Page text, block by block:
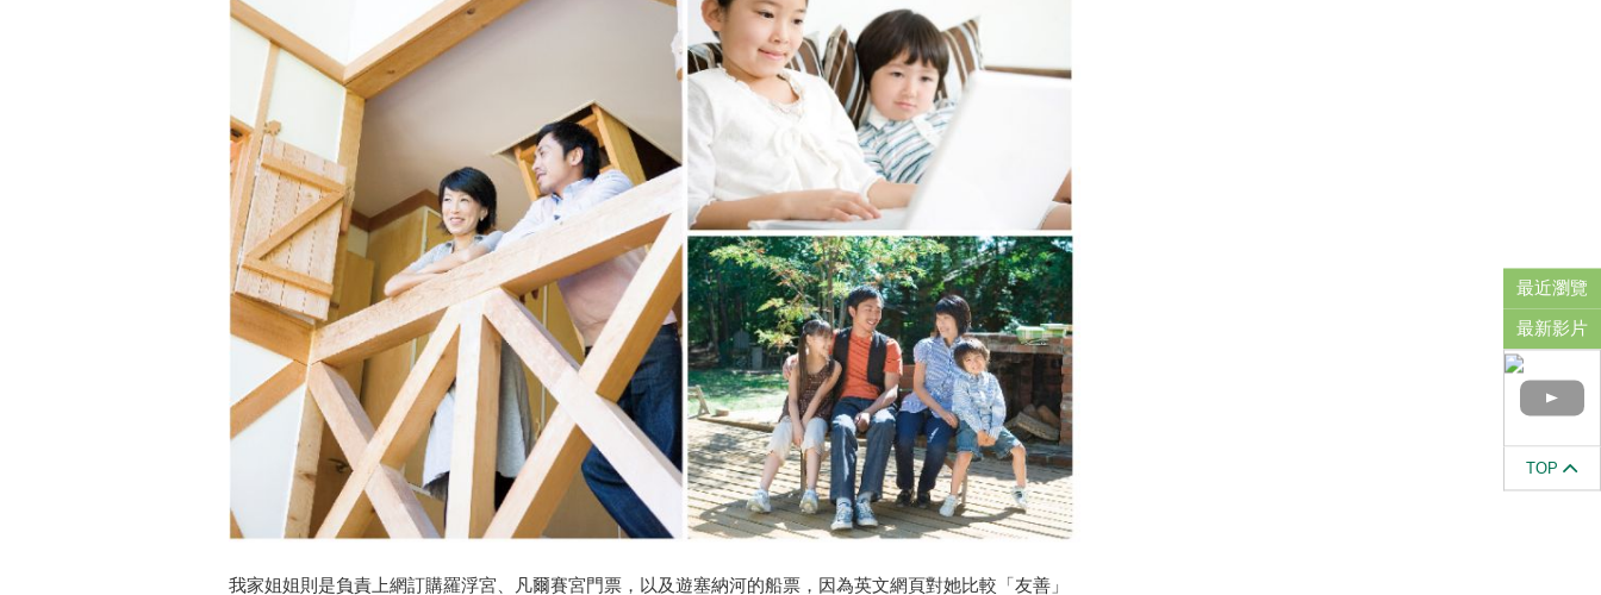
我家姐姐則是負責上網訂購羅浮宮、凡爾賽宮門票，以及遊塞納河的船票，因為英文網頁對她比較「友善」
最近瀏覽
最新影片
TOP